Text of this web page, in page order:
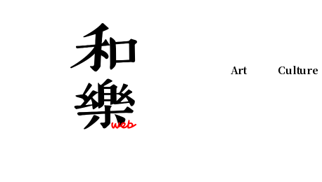
Art Culture